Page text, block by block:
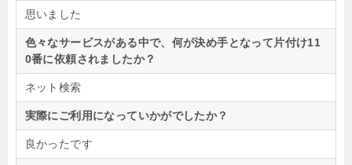
思いました
色々なサービスがある中で、何が決め手となって片付け11
0番に依頼されましたか？
ネット検索
実際にご利用になっていかがでしたか？
良かったです